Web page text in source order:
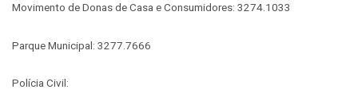
Movimento de Donas de Casa e Consumidores: 3274.1033
Parque Municipal: 3277.7666
Polícia Civil: